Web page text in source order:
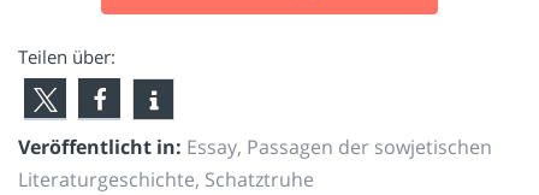
Teilen über:
Veröffentlicht in: Essay, Passagen der sowjetischen
Literaturgeschichte, Schatztruhe